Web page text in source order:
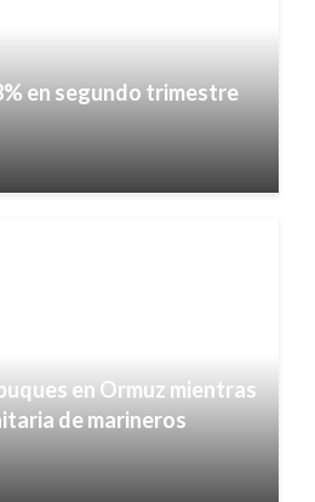
en segundo trimestre
en Ormuz mientras
de marineros